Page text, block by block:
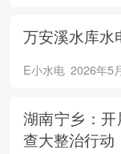
万安溪水库水
E小水电 2026年5
湖南宁乡：
查大整治行动